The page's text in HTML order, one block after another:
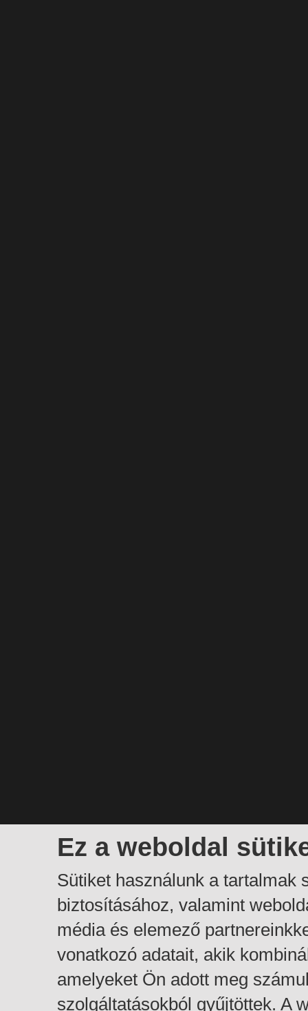
Ez a weboldal
Sütiket használunk a tartalmak
biztosításához, valamint
média és elemező
vonatkozó adatait, akik
amelyeket Ön adott meg
szolgáltatásokból gyűjtöttek. A